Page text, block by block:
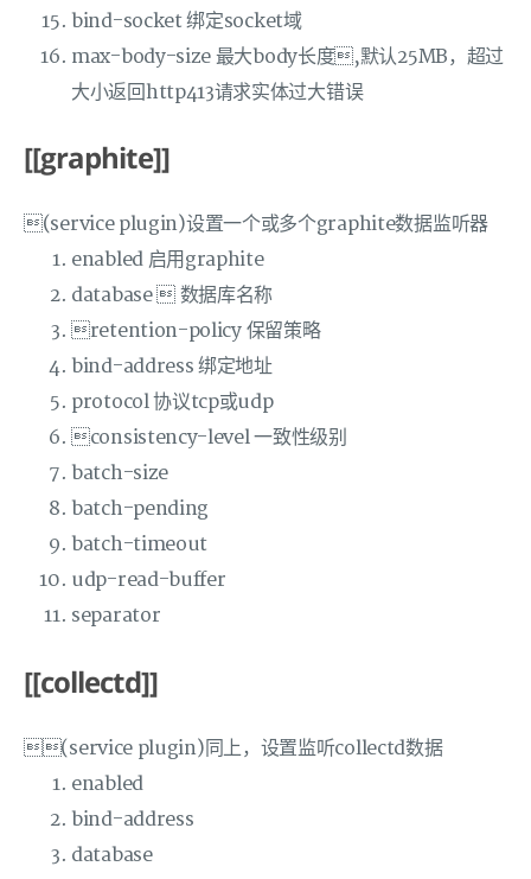
bind-socket 绑定socket域
max-body-size 最大body长度,默认25MB，超过
大小返回http413请求实体过大错误
[[graphite]]
(service plugin)设置一个或多个graphite数据监听器
enabled 启用graphite
database  数据库名称
retention-policy 保留策略
bind-address 绑定地址
protocol 协议tcp或udp
consistency-level 一致性级别
batch-size
batch-pending
batch-timeout
udp-read-buffer
separator
[[collectd]]
(service plugin)同上，设置监听collectd数据
enabled
bind-address
database